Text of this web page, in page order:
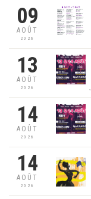
09
AOÛT
2026
13
AOÛT
2026
14
AOÛT
2026
14
AOÛT
2026